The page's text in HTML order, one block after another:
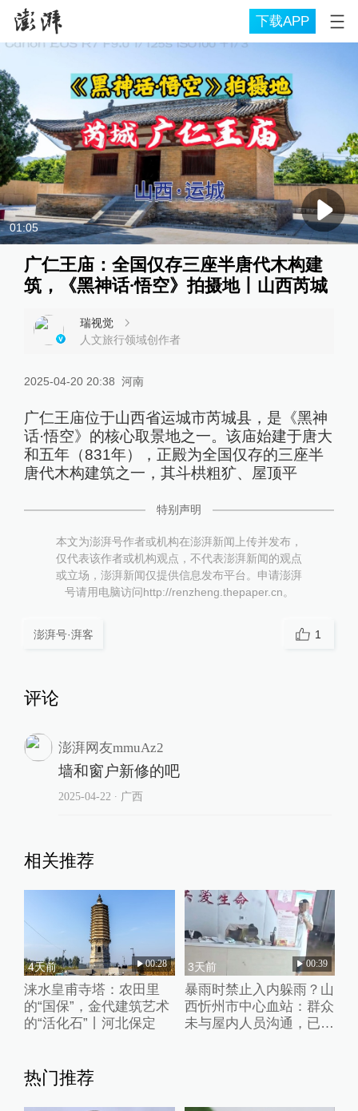
下载APP
01:05
广仁王庙：全国仅存三座半唐代木构建
筑，《黑神话·悟空》拍摄地丨山西芮城
瑞视觉
人文旅行领域创作者
2025-04-20 20:38 河南
广仁王庙位于山西省运城市芮城县，是《黑神
话·悟空》的核心取景地之一。该庙始建于唐大
和五年（831年），正殿为全国仅存的三座半
唐代木构建筑之一，其斗栱粗犷、屋顶平
特别声明
本文为澎湃号作者或机构在澎湃新闻上传并发布，
仅代表该作者或机构观点，不代表澎湃新闻的观点
或立场，澎湃新闻仅提供信息发布平台。申请澎湃
号请用电脑访问http://renzheng.thepaper.cn。
澎湃号·湃客 1
评论
澎湃网友mmuAz2
墙和窗户新修的吧
2025-04-22 ∙ 广西
相关推荐
4天前 00:28
涞水皇甫寺塔：农田里
的“国保”，金代建筑艺术
的“活化石”丨河北保定
3天前 00:39
暴雨时禁止入内躲雨？山
西忻州市中心血站：群众
未与屋内人员沟通，已批
热门推荐